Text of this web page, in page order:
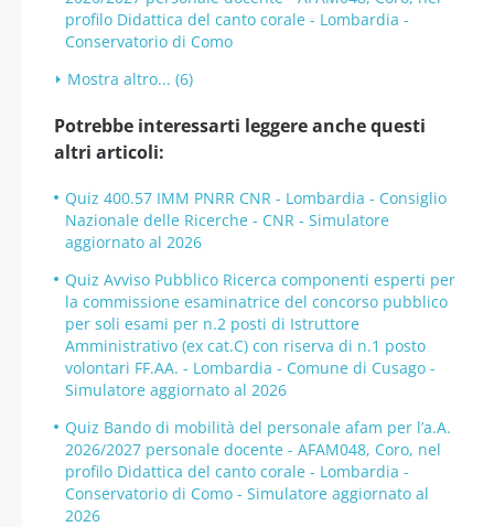
profilo Didattica del canto corale - Lombardia -
Conservatorio di Como
Mostra altro... (6)
Potrebbe interessarti leggere anche questi
altri articoli:
Quiz 400.57 IMM PNRR CNR - Lombardia - Consiglio
Nazionale delle Ricerche - CNR - Simulatore
aggiornato al 2026
Quiz Avviso Pubblico Ricerca componenti esperti per
la commissione esaminatrice del concorso pubblico
per soli esami per n.2 posti di Istruttore
Amministrativo (ex cat.C) con riserva di n.1 posto
volontari FF.AA. - Lombardia - Comune di Cusago -
Simulatore aggiornato al 2026
Quiz Bando di mobilità del personale afam per l’a.A.
2026/2027 personale docente - AFAM048, Coro, nel
profilo Didattica del canto corale - Lombardia -
Conservatorio di Como - Simulatore aggiornato al
2026